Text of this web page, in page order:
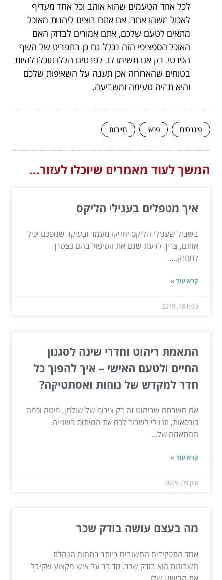
לכל אחד הטעמים שהוא אוהב וכל אחד מעדיף
לאכול משהו אחר. אם אתם רוצים ליהנות מאוכל
מתאים לטעם שלכם, אתם אמורים לבדוק האם
האוכל הספציפי הזה נכלל גם כן בתפריט של השף
הפרטי. רק אם תשימו לב לפרטים הללו תוכלו להיות
בטוחים שהארוחה אכן תענה על השאיפות שלכם
והיא תהיה טעימה ומשביעה.
פיננסים פנאי תיירות
המשך לעוד מאמרים שיוכלו לעזור...
איך מטפלים בעגילי הליקס
בשביל שעגילי הליקס יחזיקו מעמד ובעיקר שגופכם יכיל
אותם, צריך לדעת שגם את הטיפול בהם נצטרך
לתחזק....
קרא עוד »
ספט 18, 2019
התאמת ריהוט וחדרי שינה לסגנון
החיים ולטעם האישי – איך להפוך כל
חדר למקדש של נוחות ואסתטיקה?
אם חשבתם שריהוט זה רק צירוף של שולחן, מיטה וכמה
כורסאות, תנו לי לשבור לכם את המיתוס בשנייה.
ההתאמה של...
קרא עוד »
אוק 09, 2025
מה בעצם עושה בודק שכר
אחד התפקידים החשובים ביותר בתחום הנהלת
חשבונות הוא בודק שכר. מדובר על איש מקצוע שקיבל